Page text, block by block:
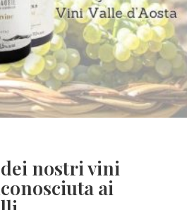
dei nostri vini
ai